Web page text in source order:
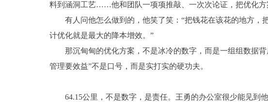
料到涵洞工艺……他和团队一项项推敲、一次次论证，把优化方
有人问他怎么做到的，他笑了笑：“把钱花在该花的地方，
计优化就是最大的降本增效。”
那沉甸甸的优化方案，不是冰冷的数字，而是一组组数据
管理要效益”不是口号，而是实打实的硬功夫。
64.15公里，不是数字，是责任。王勇的办公室很少能见到